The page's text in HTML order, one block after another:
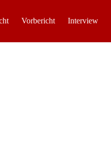
Vorbericht Interview